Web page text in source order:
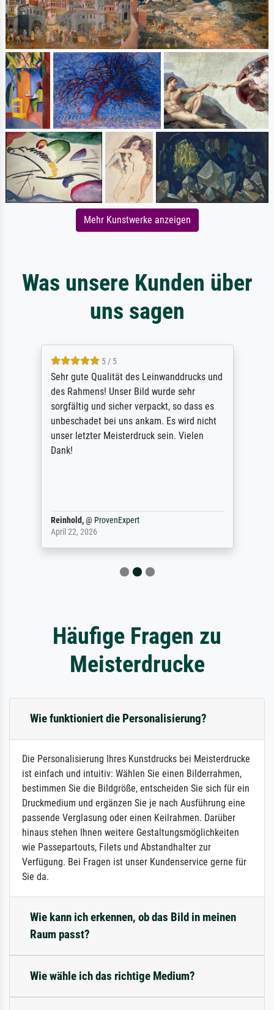
Mehr Kunstwerke anzeigen
Was unsere Kunden über
uns sagen
5 / 5
Sehr gute Qualität des Leinwanddrucks und
des Rahmens! Unser Bild wurde sehr
sorgfältig und sicher verpackt, so dass es
unbeschadet bei uns ankam. Es wird nicht
unser letzter Meisterdruck sein. Vielen
Dank!
Reinhold,@ ProvenExpert
April 22, 2026
Häufige Fragen zu
Meisterdrucke
Wie funktioniert die Personalisierung?
Die Personalisierung Ihres Kunstdrucks bei Meisterdrucke
ist einfach und intuitiv: Wählen Sie einen Bilderrahmen,
bestimmen Sie die Bildgröße, entscheiden Sie sich für ein
Druckmedium und ergänzen Sie je nach Ausführung eine
passende Verglasung oder einen Keilrahmen. Darüber
hinaus stehen Ihnen weitere Gestaltungsmöglichkeiten
wie Passepartouts, Filets und Abstandhalter zur
Verfügung. Bei Fragen ist unser Kundenservice gerne für
Sie da.
Wie kann ich erkennen, ob das Bild in meinen
Raum passt?
Wie wähle ich das richtige Medium?